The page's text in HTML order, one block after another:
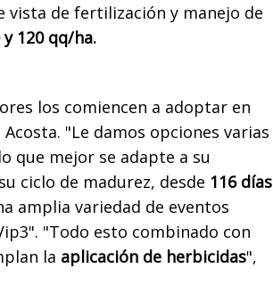
vista de fertilización y manejo de
120 qq/ha.
los comiencen a adoptar en
"Le damos opciones varias
que mejor se adapte a su
ciclo de madurez, desde 116 días
amplia variedad de eventos
"Todo esto combinado con
la aplicación de herbicidas",